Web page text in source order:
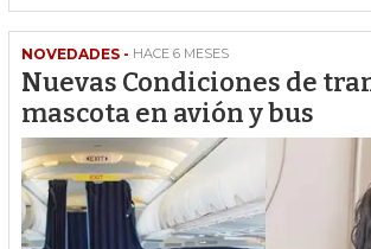
NOVEDADES - HACE 6 MESES
Nuevas Condiciones de
mascota en avión y bus